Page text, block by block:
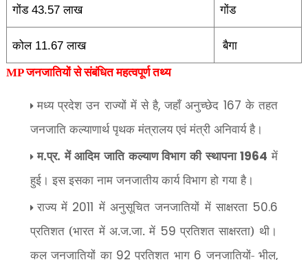
गोंड 43.57लाख गोंड
कोल 11.67लाख बैगा
MP जनजातियों से संबंधित महत्वपूर्ण तथ्य
मध्य प्रदेश उन राज्यों में से है,जहाँ अनुच्छेद 167 के तहत
जनजाति कल्याणार्थ पृथक मंत्रालय एवं मंत्री अनिवार्य है।
म.प्र. में आदिम जाति कल्याण विभाग की स्थापना1964 में
हुई। इस इसका नाम जनजातीय कार्य विभाग हो गया है।
राज्य में 2011 में अनुसूचित जनजातियों में साक्षरता 50.6
प्रतिशत (भारत में अ.ज.जा. में 59 प्रतिशत साक्षरता) थी।
कल जनजातियों का 92 प्रतिशत भाग 6 जनजातियों- भील,